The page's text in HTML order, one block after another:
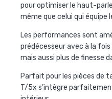
pour optimiser le haut-
même que celui qui équipe
Les performances sont
prédécesseur avec à la fois
mais aussi plus de finesse
Parfait pour les pièces de
T/5x s’intègre